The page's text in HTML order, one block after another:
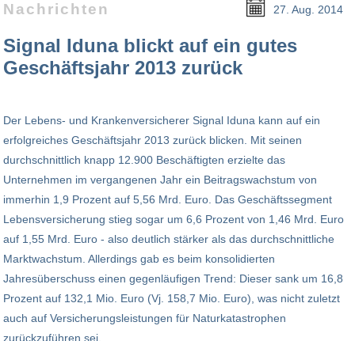
Nachrichten 27. Aug. 2014
Signal Iduna blickt auf ein gutes
Geschäftsjahr 2013 zurück
Der Lebens- und Krankenversicherer Signal Iduna kann auf ein
erfolgreiches Geschäftsjahr 2013 zurück blicken. Mit seinen
durchschnittlich knapp 12.900 Beschäftigten erzielte das
Unternehmen im vergangenen Jahr ein Beitragswachstum von
immerhin 1,9 Prozent auf 5,56 Mrd. Euro. Das Geschäftssegment
Lebensversicherung stieg sogar um 6,6 Prozent von 1,46 Mrd. Euro
auf 1,55 Mrd. Euro - also deutlich stärker als das durchschnittliche
Marktwachstum. Allerdings gab es beim konsolidierten
Jahresüberschuss einen gegenläufigen Trend: Dieser sank um 16,8
Prozent auf 132,1 Mio. Euro (Vj. 158,7 Mio. Euro), was nicht zuletzt
auch auf Versicherungsleistungen für Naturkatastrophen
zurückzuführen sei.